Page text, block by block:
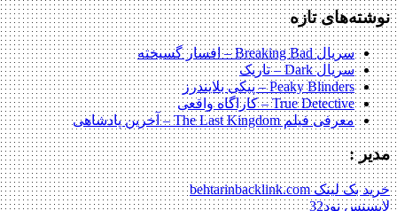
نوشته‌های تازه
سریال Breaking Bad – افسار گسیخته
سریال Dark – تاریک
Peaky Blinders – پیکی بلایندرز
True Detective – کاراگاه واقعی
معرفی فیلم The Last Kingdom – آخرین پادشاهی
مدیر :
خرید بک لینک behtarinbacklink.com
لایسنس نود32